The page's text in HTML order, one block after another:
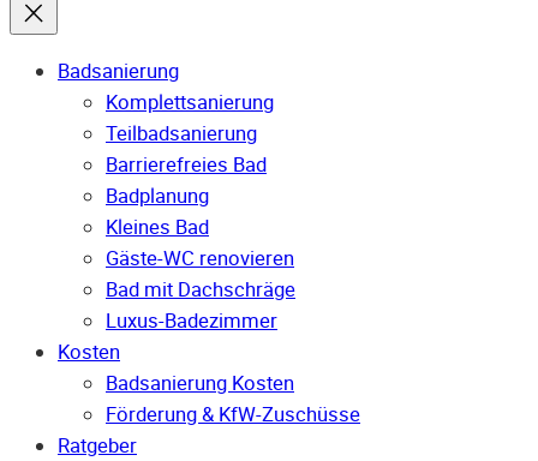
Badsanierung
Komplettsanierung
Teilbadsanierung
Barrierefreies Bad
Badplanung
Kleines Bad
Gäste-WC renovieren
Bad mit Dachschräge
Luxus-Badezimmer
Kosten
Badsanierung Kosten
Förderung & KfW-Zuschüsse
Ratgeber